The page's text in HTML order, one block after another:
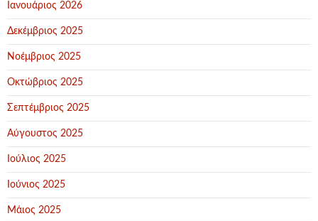
Ιανουάριος 2026
Δεκέμβριος 2025
Νοέμβριος 2025
Οκτώβριος 2025
Σεπτέμβριος 2025
Αύγουστος 2025
Ιούλιος 2025
Ιούνιος 2025
Μάιος 2025